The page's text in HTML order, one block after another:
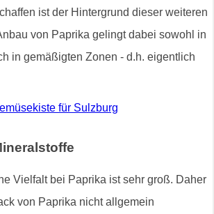
ist der Hintergrund dieser weiteren
von Paprika gelingt dabei sowohl in
in gemäßigten Zonen - d.h. eigentlich
für Sulzburg
Vielfalt bei Paprika ist sehr groß. Daher
von Paprika nicht allgemein